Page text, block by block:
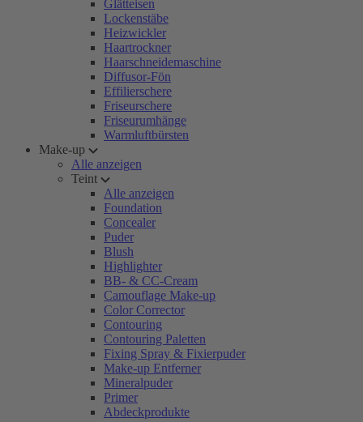
Glätteisen
Lockenstäbe
Heizwickler
Haartrockner
Haarschneidemaschine
Diffusor-Fön
Effilierschere
Friseurschere
Friseurumhänge
Warmluftbürsten
Make-up
Alle anzeigen
Teint
Alle anzeigen
Foundation
Concealer
Puder
Blush
Highlighter
BB- & CC-Cream
Camouflage Make-up
Color Corrector
Contouring
Contouring Paletten
Fixing Spray & Fixierpuder
Make-up Entferner
Mineralpuder
Primer
Abdeckprodukte